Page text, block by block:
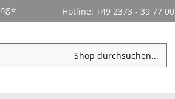
Hotline: +49 2373 - 39 77 00